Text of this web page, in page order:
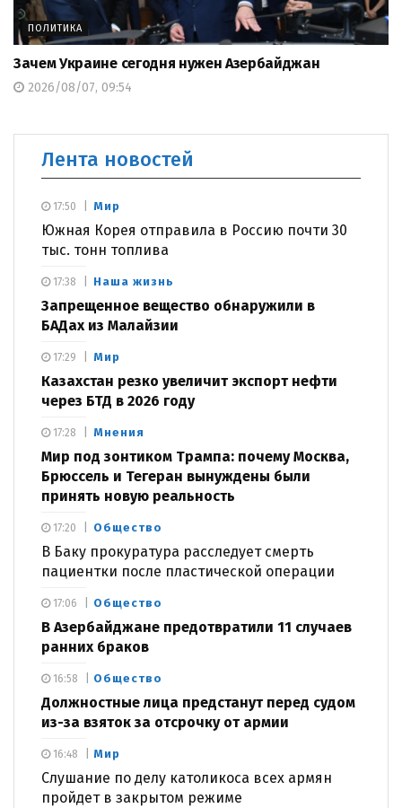
ПОЛИТИКА
Зачем Украине сегодня нужен Азербайджан
2026/08/07, 09:54
Лента новостей
Мир
Южная Корея отправила в Россию почти 30
тыс. тонн топлива
17:50
Наша жизнь
Запрещенное вещество обнаружили в
БАДах из Малайзии
17:38
Мир
Казахстан резко увеличит экспорт нефти
через БТД в 2026 году
17:29
Мнения
Мир под зонтиком Трампа: почему Москва,
Брюссель и Тегеран вынуждены были
принять новую реальность
17:28
Общество
В Баку прокуратура расследует смерть
пациентки после пластической операции
17:20
Общество
В Азербайджане предотвратили 11 случаев
ранних браков
17:06
Общество
Должностные лица предстанут перед судом
из-за взяток за отсрочку от армии
16:58
Мир
Слушание по делу католикоса всех армян
пройдет в закрытом режиме
16:48